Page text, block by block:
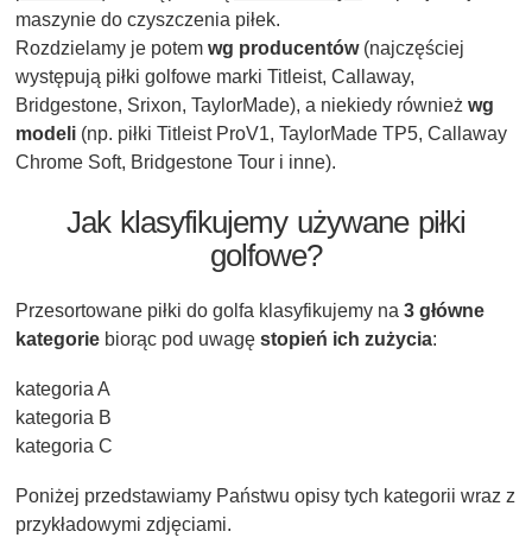
maszynie do czyszczenia piłek.
Rozdzielamy je potem wg producentów(najczęściej
występują piłki golfowe marki Titleist, Callaway,
Bridgestone, Srixon, TaylorMade), a niekiedy również wg
modeli (np. piłki Titleist ProV1, TaylorMade TP5, Callaway
Chrome Soft, Bridgestone Tour i inne).
Jak klasyfikujemy używane piłki
golfowe?
Przesortowane piłki do golfa klasyfikujemy na 3 główne
kategorie biorąc pod uwagę stopień ich zużycia:
kategoria A
kategoria B
kategoria C
Poniżej przedstawiamy Państwu opisy tych kategorii wraz z
przykładowymi zdjęciami.